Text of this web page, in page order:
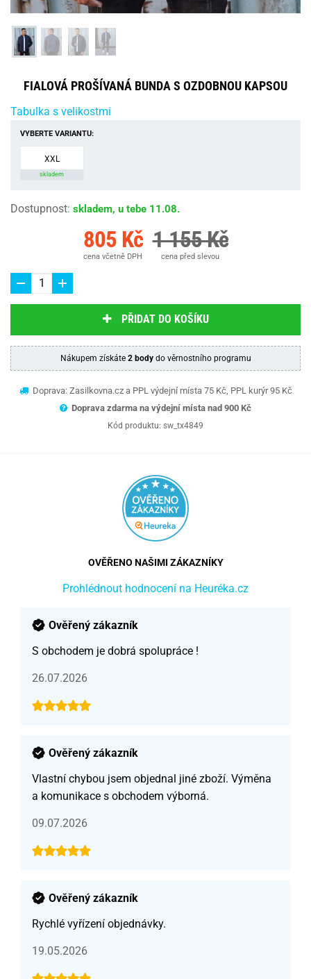
FIALOVÁ PROŠÍVANÁ BUNDA S OZDOBNOU KAPSOU
Tabulka s velikostmi
VYBERTE VARIANTU:
XXL
skladem
Dostupnost: skladem, u tebe 11.08.
805 Kč
cena včetně DPH
1 155 Kč
cena před slevou
PŘIDAT DO KOŠÍKU
Nákupem získáte 2 bodydo věrnostního programu
Doprava: Zasilkovna.cz a PPL výdejní místa 75 Kč, PPL kurýr 95 Kč
Doprava zdarma na výdejní místa nad 900 Kč
Kód produktu: sw_tx4849
OVĚŘENO NAŠIMI ZÁKAZNÍKY
Prohlédnout hodnocení na Heuréka.cz
Ověřený zákazník
S obchodem je dobrá spolupráce !
26.07.2026
Ověřený zákazník
Vlastní chybou jsem objednal jiné zboží. Výměna
a komunikace s obchodem výborná.
09.07.2026
Ověřený zákazník
Rychlé vyřízení objednávky.
19.05.2026